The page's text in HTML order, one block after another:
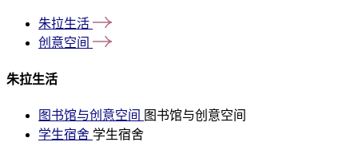
朱拉生活
创意空间
朱拉生活
图书馆与创意空间 图书馆与创意空间
学生宿舍 学生宿舍